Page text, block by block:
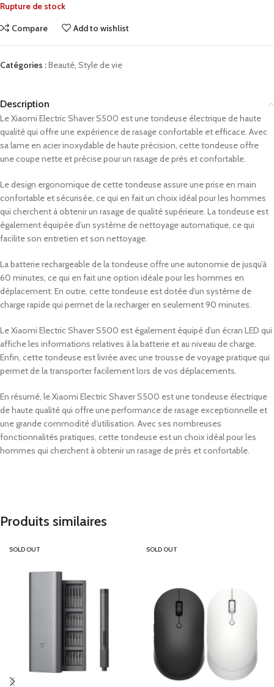
Rupture de stock
Compare
Add to wishlist
Catégories :Beauté, Style de vie
Description
Le Xiaomi Electric Shaver S500 est une tondeuse électrique de haute
qualité qui offre une expérience de rasage confortable et efficace. Avec
sa lame en acier inoxydable de haute précision, cette tondeuse offre
une coupe nette et précise pour un rasage de près et confortable.
Le design ergonomique de cette tondeuse assure une prise en main
confortable et sécurisée, ce qui en fait un choix idéal pour les hommes
qui cherchent à obtenir un rasage de qualité supérieure. La tondeuse est
également équipée d’un système de nettoyage automatique, ce qui
facilite son entretien et son nettoyage.
La batterie rechargeable de la tondeuse offre une autonomie de jusqu’à
60 minutes, ce qui en fait une option idéale pour les hommes en
déplacement. En outre, cette tondeuse est dotée d’un système de
charge rapide qui permet de la recharger en seulement 90 minutes.
Le Xiaomi Electric Shaver S500 est également équipé d’un écran LED qui
affiche les informations relatives à la batterie et au niveau de charge.
Enfin, cette tondeuse est livrée avec une trousse de voyage pratique qui
permet de la transporter facilement lors de vos déplacements.
En résumé, le Xiaomi Electric Shaver S500 est une tondeuse électrique
de haute qualité qui offre une performance de rasage exceptionnelle et
une grande commodité d’utilisation. Avec ses nombreuses
fonctionnalités pratiques, cette tondeuse est un choix idéal pour les
hommes qui cherchent à obtenir un rasage de près et confortable.
Produits similaires
SOLD OUT SOLD OUT